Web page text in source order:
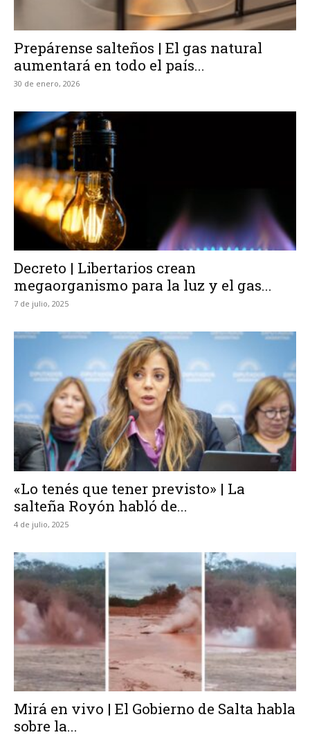
Prepárense salteños | El gas natural
aumentará en todo el país...
30 de enero, 2026
Decreto | Libertarios crean
megaorganismo para la luz y el gas...
7 de julio, 2025
«Lo tenés que tener previsto» | La
salteña Royón habló de...
4 de julio, 2025
Mirá en vivo | El Gobierno de Salta habla
sobre la...